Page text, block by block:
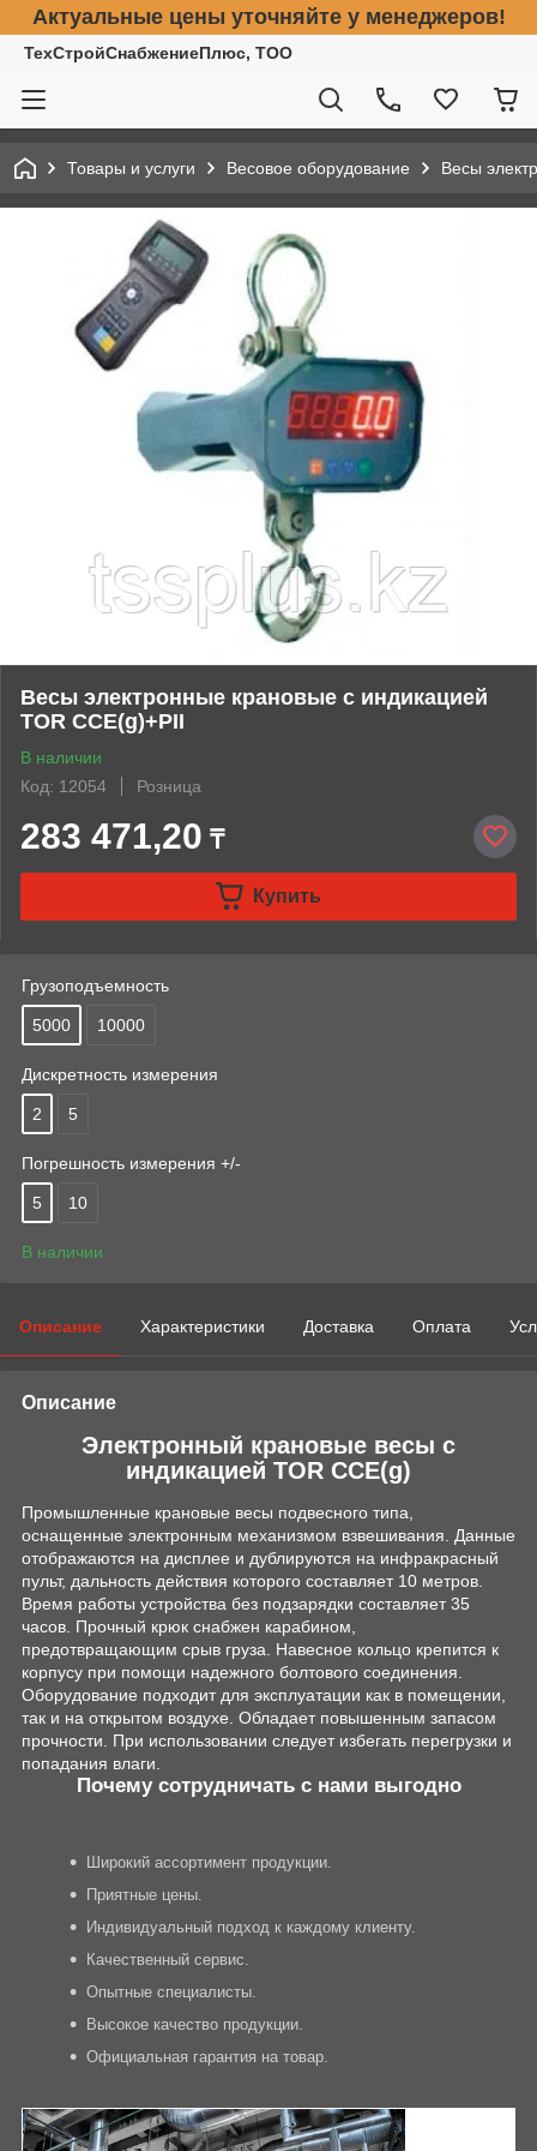
Актуальные цены уточняйте у менеджеров!
ТехСтройСнабжениеПлюс, ТОО
Товары и услуги Весовое оборудование Весы
Весы электронные крановые с индикацией
TOR CCE(g)+PII
В наличии
Код: 12054
Розница
283 471,20 ₸
Купить
Грузоподъемность
5000 10000
Дискретность измерения
2 5
Погрешность измерения +/-
5 10
В наличии
Описание Характеристики Доставка Оплата
Описание
Электронный крановые весы с
индикацией TOR CCE(g)
Промышленные крановые весы подвесного типа,
оснащенные электронным механизмом взвешивания. Данные
отображаются на дисплее и дублируются на инфракрасный
пульт, дальность действия которого составляет 10 метров.
Время работы устройства без подзарядки составляет 35
часов. Прочный крюк снабжен карабином,
предотвращающим срыв груза. Навесное кольцо крепится к
корпусу при помощи надежного болтового соединения.
Оборудование подходит для эксплуатации как в помещении,
так и на открытом воздухе. Обладает повышенным запасом
прочности. При использовании следует избегать перегрузки и
попадания влаги.
Почему сотрудничать с нами выгодно
Широкий ассортимент продукции.
Приятные цены.
Индивидуальный подход к каждому клиенту.
Качественный сервис.
Опытные специалисты.
Высокое качество продукции.
Официальная гарантия на товар.